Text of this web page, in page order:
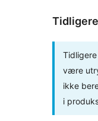
være
ikke
i